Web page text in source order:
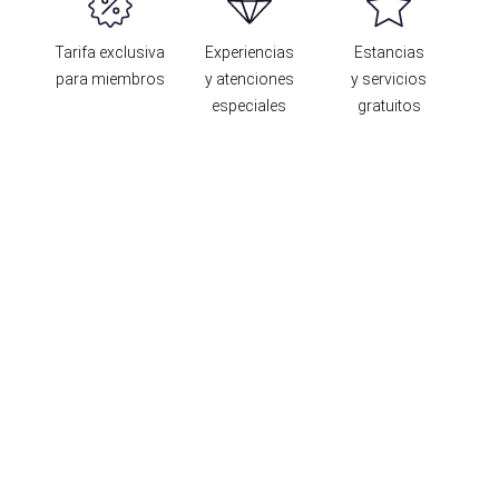
Tarifa exclusiva
para miembros
Experiencias
y atenciones
especiales
Estancias
y servicios
gratuitos